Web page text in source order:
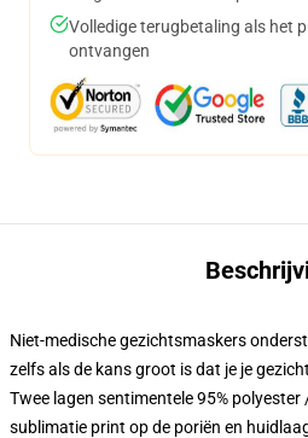
Volledige terugbetaling als het
ontvangen
Niet-medische gezichtsmaskers
zelfs als de kans groot is dat je je
Twee lagen sentimentele 95%
sublimatie print op de poriën en